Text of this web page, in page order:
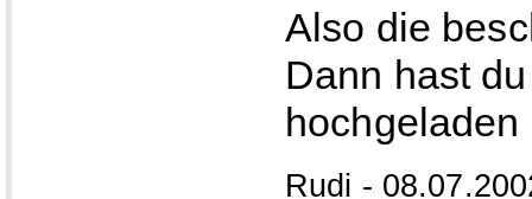
Also die
Dann hast
hochgeladen
Rudi -